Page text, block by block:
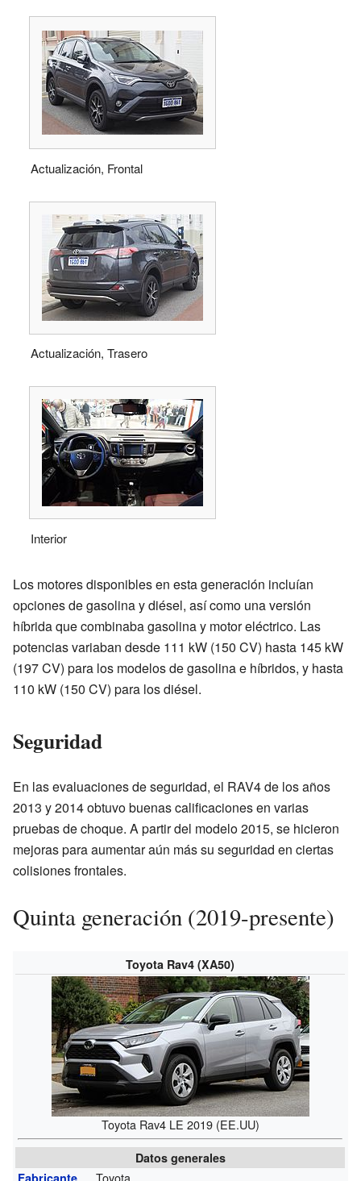
Actualización, Frontal
Actualización, Trasero
Interior
Los motores disponibles en esta generación incluían
opciones de gasolina y diésel, así como una versión
híbrida que combinaba gasolina y motor eléctrico. Las
potencias variaban desde 111 kW (150 CV) hasta 145 kW
(197 CV) para los modelos de gasolina e híbridos, y hasta
110 kW (150 CV) para los diésel.
Seguridad
En las evaluaciones de seguridad, el RAV4 de los años
2013 y 2014 obtuvo buenas calificaciones en varias
pruebas de choque. A partir del modelo 2015, se hicieron
mejoras para aumentar aún más su seguridad en ciertas
colisiones frontales.
Quinta generación (2019-presente)
Toyota Rav4 (XA50)
Toyota Rav4 LE 2019 (EE.UU)
Datos generales
Fabricante
Toyota